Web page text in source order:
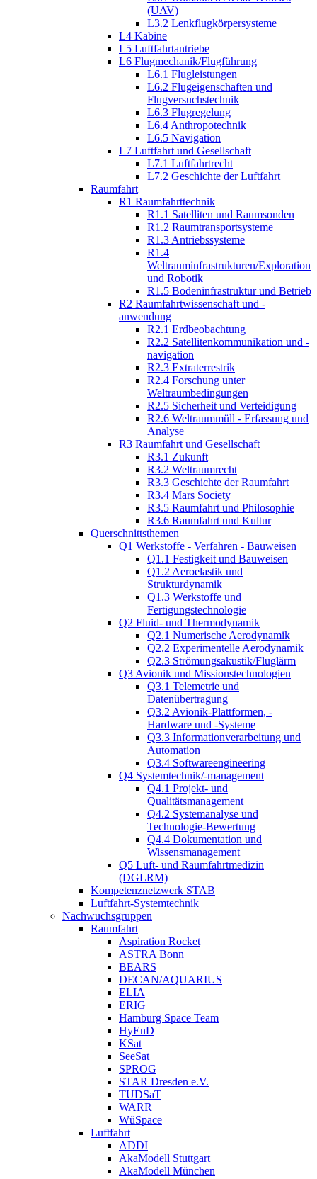
(UAV)
L3.2 Lenkflugkörpersysteme
L4 Kabine
L5 Luftfahrtantriebe
L6 Flugmechanik/Flugführung
L6.1 Flugleistungen
L6.2 Flugeigenschaften und
Flugversuchstechnik
L6.3 Flugregelung
L6.4 Anthropotechnik
L6.5 Navigation
L7 Luftfahrt und Gesellschaft
L7.1 Luftfahrtrecht
L7.2 Geschichte der Luftfahrt
Raumfahrt
R1 Raumfahrttechnik
R1.1 Satelliten und Raumsonden
R1.2 Raumtransportsysteme
R1.3 Antriebssysteme
R1.4
Weltrauminfrastrukturen/Exploration
und Robotik
R1.5 Bodeninfrastruktur und Betrieb
R2 Raumfahrtwissenschaft und -
anwendung
R2.1 Erdbeobachtung
R2.2 Satellitenkommunikation und -
navigation
R2.3 Extraterrestrik
R2.4 Forschung unter
Weltraumbedingungen
R2.5 Sicherheit und Verteidigung
R2.6 Weltraummüll - Erfassung und
Analyse
R3 Raumfahrt und Gesellschaft
R3.1 Zukunft
R3.2 Weltraumrecht
R3.3 Geschichte der Raumfahrt
R3.4 Mars Society
R3.5 Raumfahrt und Philosophie
R3.6 Raumfahrt und Kultur
Querschnittsthemen
Q1 Werkstoffe - Verfahren - Bauweisen
Q1.1 Festigkeit und Bauweisen
Q1.2 Aeroelastik und
Strukturdynamik
Q1.3 Werkstoffe und
Fertigungstechnologie
Q2 Fluid- und Thermodynamik
Q2.1 Numerische Aerodynamik
Q2.2 Experimentelle Aerodynamik
Q2.3 Strömungsakustik/Fluglärm
Q3 Avionik und Missionstechnologien
Q3.1 Telemetrie und
Datenübertragung
Q3.2 Avionik-Plattformen, -
Hardware und -Systeme
Q3.3 Informationverarbeitung und
Automation
Q3.4 Softwareengineering
Q4 Systemtechnik/-management
Q4.1 Projekt- und
Qualitätsmanagement
Q4.2 Systemanalyse und
Technologie-Bewertung
Q4.4 Dokumentation und
Wissensmanagement
Q5 Luft- und Raumfahrtmedizin
(DGLRM)
Kompetenznetzwerk STAB
Luftfahrt-Systemtechnik
Nachwuchsgruppen
Raumfahrt
Aspiration Rocket
ASTRA Bonn
BEARS
DECAN/AQUARIUS
ELIA
ERIG
Hamburg Space Team
HyEnD
KSat
SeeSat
SPROG
STAR Dresden e.V.
TUDSaT
WARR
WüSpace
Luftfahrt
ADDI
AkaModell Stuttgart
AkaModell München